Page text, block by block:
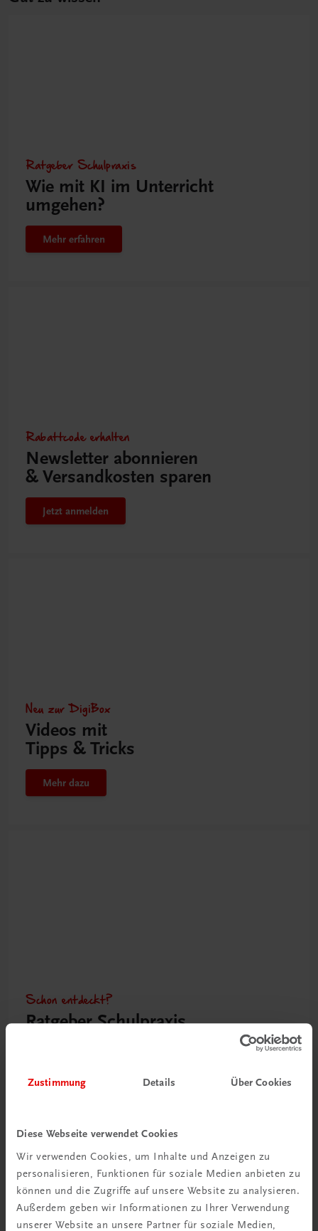
Zustimmung Details Über Cookies
Diese Webseite verwendet Cookies
Wir verwenden Cookies, um Inhalte und Anzeigen zu
personalisieren, Funktionen für soziale Medien anbieten zu
können und die Zugriffe auf unsere Website zu analysieren.
Außerdem geben wir Informationen zu Ihrer Verwendung
unserer Website an unsere Partner für soziale Medien,
Ratgeber Schulpraxis
Wie mit KI im Unterricht
umgehen?
Mehr erfahren
Rabattcode erhalten
Newsletter abonnieren
& Versandkosten sparen
Jetzt anmelden
Neu zur DigiBox
Videos mit
Tipps & Tricks
Mehr dazu
Schon entdeckt?
Ratgeber Schulpraxis